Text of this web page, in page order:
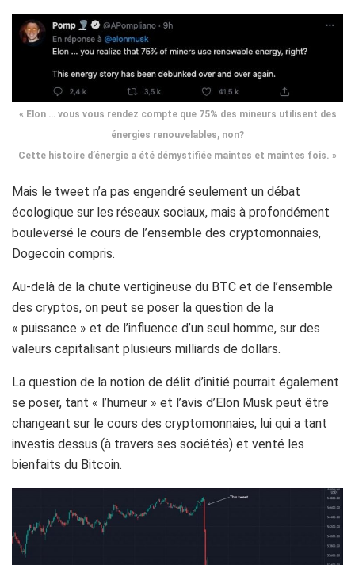
« Elon … vous vous rendez compte que 75% des mineurs utilisent des
énergies renouvelables, non?
Cette histoire d’énergie a été démystifiée maintes et maintes fois. »
Mais le tweet n’a pas engendré seulement un débat
écologique sur les réseaux sociaux, mais à profondément
bouleversé le cours de l’ensemble des cryptomonnaies,
Dogecoin compris.
Au-delà de la chute vertigineuse du BTC et de l’ensemble
des cryptos, on peut se poser la question de la
« puissance » et de l’influence d’un seul homme, sur des
valeurs capitalisant plusieurs milliards de dollars.
La question de la notion de délit d’initié pourrait également
se poser, tant « l’humeur » et l’avis d’Elon Musk peut être
changeant sur le cours des cryptomonnaies, lui qui a tant
investis dessus (à travers ses sociétés) et venté les
bienfaits du Bitcoin.